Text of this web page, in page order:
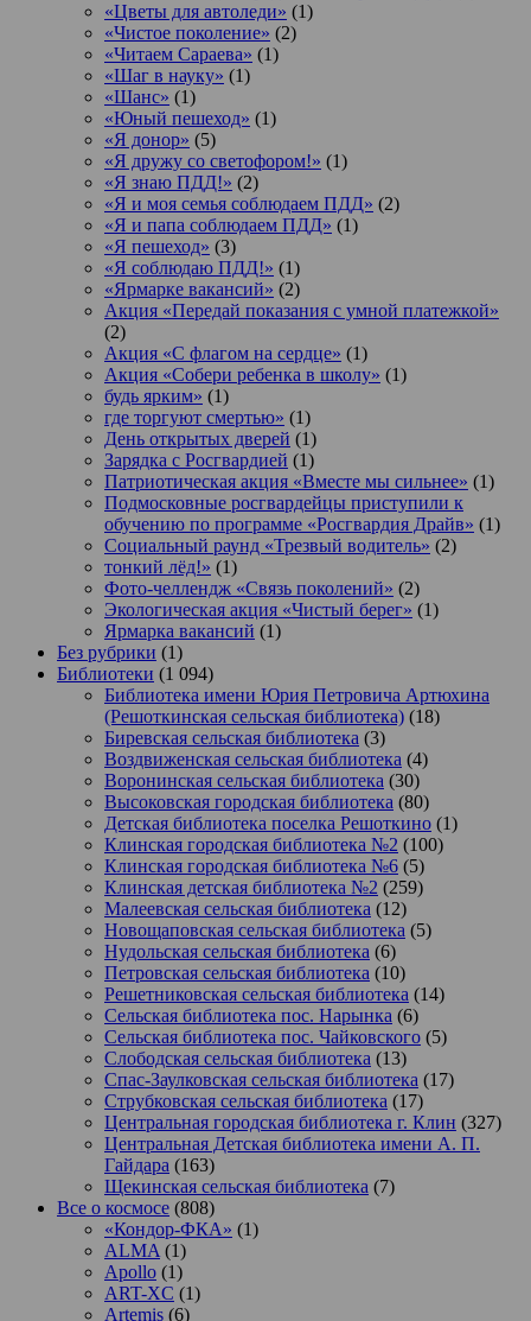
«Цветы для автоледи» (1)
«Чистое поколение» (2)
«Читаем Сараева» (1)
«Шаг в науку» (1)
«Шанс» (1)
«Юный пешеход» (1)
«Я донор» (5)
«Я дружу со светофором!» (1)
«Я знаю ПДД!» (2)
«Я и моя семья соблюдаем ПДД» (2)
«Я и папа соблюдаем ПДД» (1)
«Я пешеход» (3)
«Я соблюдаю ПДД!» (1)
«Ярмарке вакансий» (2)
Акция «Передай показания с умной платежкой»
(2)
Акция «С флагом на сердце» (1)
Акция «Собери ребенка в школу» (1)
будь ярким» (1)
где торгуют смертью» (1)
День открытых дверей (1)
Зарядка с Росгвардией (1)
Патриотическая акция «Вместе мы сильнее» (1)
Подмосковные росгвардейцы приступили к
обучению по программе «Росгвардия Драйв» (1)
Социальный раунд «Трезвый водитель» (2)
тонкий лёд!» (1)
Фото-челлендж «Связь поколений» (2)
Экологическая акция «Чистый берег» (1)
Ярмарка вакансий (1)
Без рубрики (1)
Библиотеки (1 094)
Библиотека имени Юрия Петровича Артюхина
(Решоткинская сельская библиотека) (18)
Биревская сельская библиотека (3)
Воздвиженская сельская библиотека (4)
Воронинская сельская библиотека (30)
Высоковская городская библиотека (80)
Детская библиотека поселка Решоткино (1)
Клинская городская библиотека №2 (100)
Клинская городская библиотека №6 (5)
Клинская детская библиотека №2 (259)
Малеевская сельская библиотека (12)
Новощаповская сельская библиотека (5)
Нудольская сельская библиотека (6)
Петровская сельская библиотека (10)
Решетниковская сельская библиотека (14)
Сельская библиотека пос. Нарынка (6)
Сельская библиотека пос. Чайковского (5)
Слободская сельская библиотека (13)
Спас-Заулковская сельская библиотека (17)
Струбковская сельская библиотека (17)
Центральная городская библиотека г. Клин (327)
Центральная Детская библиотека имени А. П.
Гайдара (163)
Щекинская сельская библиотека (7)
Все о космосе (808)
«Кондор-ФКА» (1)
ALMA (1)
Apollo (1)
ART-XC (1)
Artemis (6)